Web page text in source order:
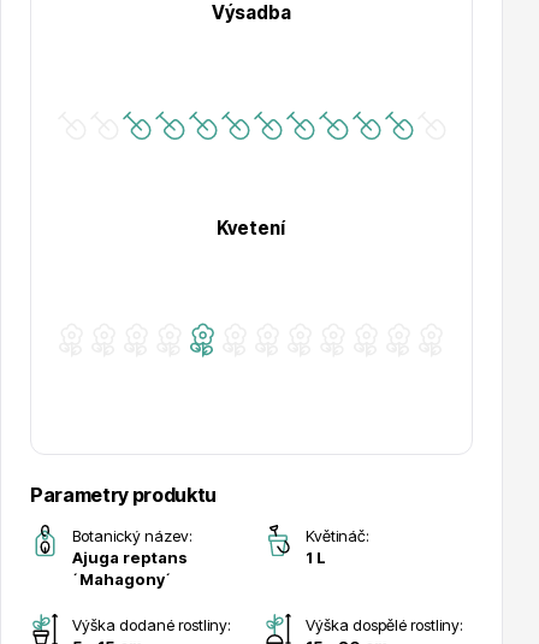
Růže KORDES
Výsadba
Kvetení
Parametry produktu
Botanický název:
Ajuga reptans
´Mahagony´
Květináč:
1 L
Výška dodané rostliny:
Výška dospělé rostliny: